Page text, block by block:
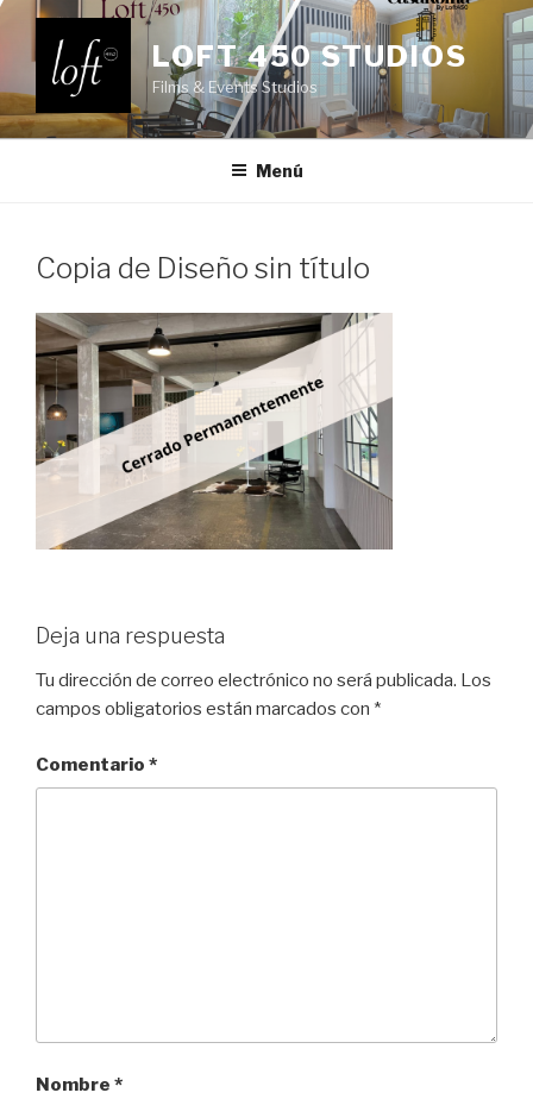
Saltar
contenido
LOFT 450 STUDIOS
Films & Events Studios
Menú
Copia de Diseño sin título
Deja una respuesta
Tu dirección de correo electrónico no será publicada. Los
campos obligatorios están marcados con *
Comentario *
Nombre *